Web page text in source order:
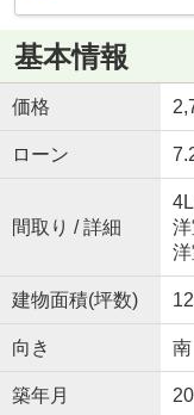
基本情報
価格
ローン
間取り / 詳細
建物面積(坪数)
向き 南
築年月